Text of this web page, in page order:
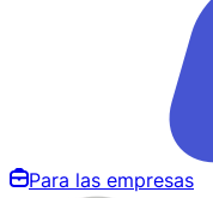
Para las empresas